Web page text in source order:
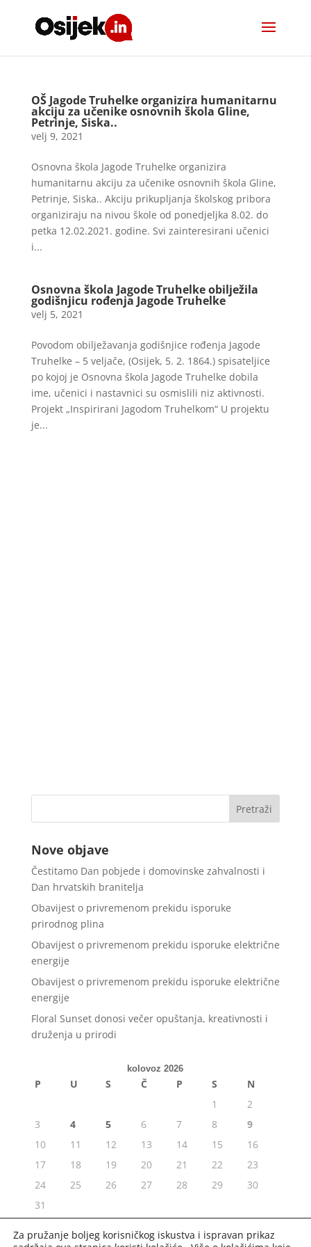
OŠ Jagode Truhelke organizira humanitarnu
akciju za učenike osnovnih škola Gline,
Petrinje, Siska..
velj 9, 2021
Osnovna škola Jagode Truhelke organizira
humanitarnu akciju za učenike osnovnih škola Gline,
Petrinje, Siska.. Akciju prikupljanja školskog pribora
organiziraju na nivou škole od ponedjeljka 8.02. do
petka 12.02.2021. godine. Svi zainteresirani učenici
i...
Osnovna škola Jagode Truhelke obilježila
godišnjicu rođenja Jagode Truhelke
velj 5, 2021
Povodom obilježavanja godišnjice rođenja Jagode
Truhelke – 5 veljače, (Osijek, 5. 2. 1864.) spisateljice
po kojoj je Osnovna škola Jagode Truhelke dobila
ime, učenici i nastavnici su osmislili niz aktivnosti.
Projekt „Inspirirani Jagodom Truhelkom“ U projektu
je...
Nove objave
Čestitamo Dan pobjede i domovinske zahvalnosti i
Dan hrvatskih branitelja
Obavijest o privremenom prekidu isporuke
prirodnog plina
Obavijest o privremenom prekidu isporuke električne
energije
Obavijest o privremenom prekidu isporuke električne
energije
Floral Sunset donosi večer opuštanja, kreativnosti i
druženja u prirodi
kolovoz 2026
P U S Č P S
N
1
2
3
4 5 6 7 8
9
10
11 12 13 14 15
16
17
18 19 20 21 22
23
24
25 26 27 28 29
30
31
« srp
Za pružanje boljeg korisničkog iskustva i ispravan prikaz